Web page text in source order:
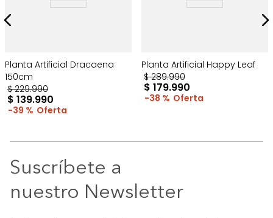
Planta Artificial Dracaena
150cm
$ 229.990
$ 139.990
39 %
Planta Artificial Happy Leaf
$ 289.990
$ 179.990
38 %
Suscríbete a
nuestro Newsletter